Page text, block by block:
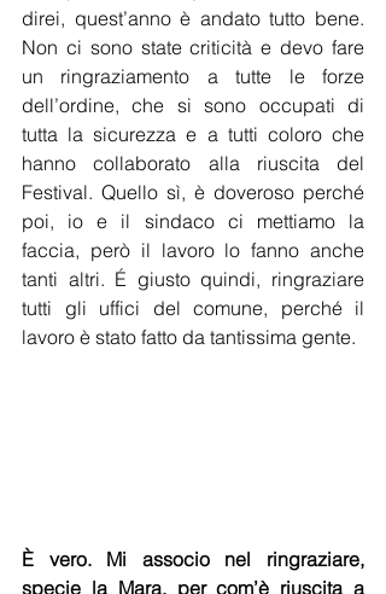
direi, quest’anno è andato tutto bene.
Non ci sono state criticità e devo fare
un ringraziamento a tutte le forze
dell’ordine, che si sono occupati di
tutta la sicurezza e a tutti coloro che
hanno collaborato alla riuscita del
Festival. Quello sì, è doveroso perché
poi, io e il sindaco ci mettiamo la
faccia, però il lavoro lo fanno anche
tanti altri. É giusto quindi, ringraziare
tutti gli uffici del comune, perché il
lavoro è stato fatto da tantissima gente.
È vero. Mi associo nel ringraziare,
specie la Mara, per com’è riuscita a